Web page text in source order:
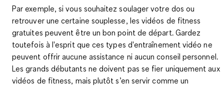
Par exemple, si vous souhaitez soulager votre dos ou
retrouver une certaine souplesse, les vidéos de fitness
gratuites peuvent être un bon point de départ. Gardez
toutefois à l'esprit que ces types d'entraînement vidéone
peuvent offrir aucune assistance ni aucun conseil personnel.
Les grands débutants ne doivent pas se fier uniquement aux
vidéos de fitness, mais plutôt s’en servir comme un